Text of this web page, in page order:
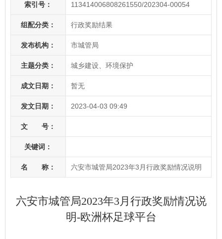
索引号： 113414006808261550/202304-00054
组配分类： 行政奖励结果
发布机构： 市城管局
主题分类： 城乡建设、环境保护
成文日期： 暂无
发文日期： 2023-04-03 09:49
文 号：
关键词：
名 称： 六安市城管局2023年3月行政奖励情况说明
六安市城管局2023年3月行政奖励情况说
明-欧洲杯足球平台